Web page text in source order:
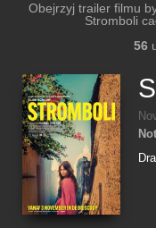
Obejrzyj trailer filmu
Stromboli
56